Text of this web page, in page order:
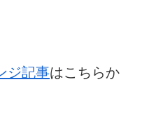
ジ記事はこちらか